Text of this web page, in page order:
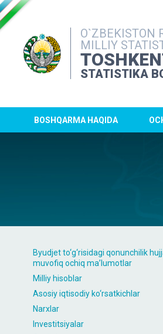
O`ZBEKISTON
MILLIY
STATISTIKA
BOSHQARMA HAQIDA
Byudjet to‘g‘risidagi qonunchilik
muvofiq ochiq maʼlumotlar
Milliy hisoblar
Asosiy iqtisodiy ko‘rsatkichlar
Narxlar
Investitsiyalar